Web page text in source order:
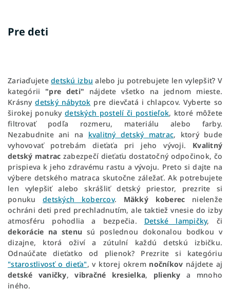
o
p
a
n
e
l
Pre deti
Zariaďujetedetskú izbu alebo ju potrebujete len vylepšiť? V
kategórii "pre deti" nájdete všetko na jednom mieste.
Krásnydetský nábytok pre dievčatá i chlapcov. Vyberte so
širokej ponukydetských postelí či postieľok, ktoré môžete
filtrovať podľa rozmeru, materiálu alebo farby.
Nezabudnite ani na kvalitný detský matrac, ktorý bude
vyhovovať potrebám dieťaťa pri jeho vývoji. Kvalitný
detský matrac zabezpečí dieťaťu dostatočný odpočinok, čo
prispieva k jeho zdravému rastu a vývoju. Preto si dajte na
výbere detského matraca skutočne záležať. Ak potrebujete
len vylepšiť alebo skrášliť detský priestor, prezrite si
ponukudetských kobercov. Mäkký koberec nielenže
ochráni deti pred prechladnutím, ale taktiež vnesie do izby
atmosféru pohodlia a bezpečia. Detské lampičky, či
dekorácie na stenu sú poslednou dokonalou bodkou v
dizajne, ktorá oživí a zútulní každú detskú izbičku.
Odnaúčate dieťatko od plienok? Prezrite si kategóriu
"starostlivosť o dieťa", v ktorej okrem nočníkov nájdete aj
detské vaničky,vibračné kresielka, plienky a mnoho
iného.